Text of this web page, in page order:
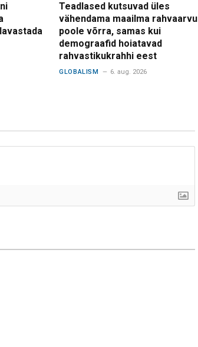
Teadlased kutsuvad üles
vähendama maailma rahvaarvu
poole võrra, samas kui
demograafid hoiatavad
rahvastikukrahhi eest
GLOBALISM 6. aug. 2026